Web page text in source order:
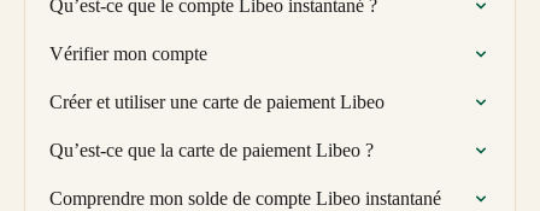
Qu’est-ce que le compte Libeo instantané ?
Vérifier mon compte
Créer et utiliser une carte de paiement Libeo
Qu’est-ce que la carte de paiement Libeo ?
Comprendre mon solde de compte Libeo instantané